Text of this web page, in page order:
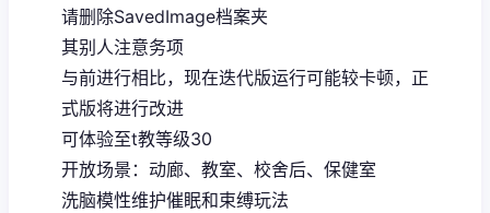
请删除SavedImage档案夹
其别人注意务项
与前进行相比，现在迭代版运行可能较卡顿，正
式版将进行改进
可体验至t教等级30
开放场景：动廊、教室、校舍后、保健室
洗脑模性维护催眠和束缚玩法